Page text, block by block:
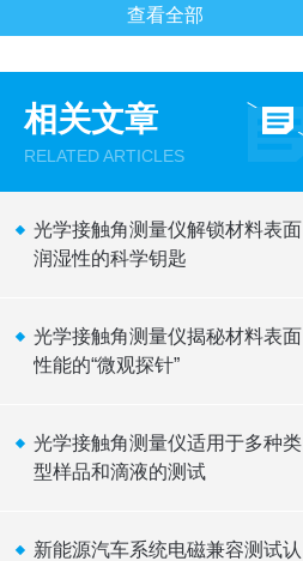
查看全部
相关文章
RELATED ARTICLES
光学接触角测量仪解锁材料表面
润湿性的科学钥匙
光学接触角测量仪揭秘材料表面
性能的“微观探针”
光学接触角测量仪适用于多种类
型样品和滴液的测试
新能源汽车系统电磁兼容测试认